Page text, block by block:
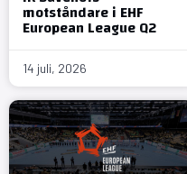
motståndare i EHF
European League Q2
14 juli, 2026